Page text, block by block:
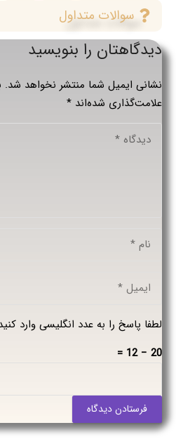
سوالات متداول
دیدگاهتان را بنویسید
نشانی ایمیل شما منتشر نخواهد شد.
علامت‌گذاری شده‌اند *
لطفا پاسخ را به عدد انگلیسی وارد
20 − 12 =
فرستادن دیدگاه